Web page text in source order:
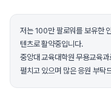
저는 100만 팔로워를 보유한
텐츠로 활약중입니다.
중앙대 교육대학원 무용교육
펼치고 있으며 많은 응원 부탁